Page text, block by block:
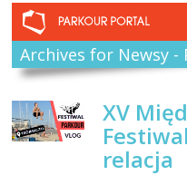
Archives for Newsy -
XV
relacja